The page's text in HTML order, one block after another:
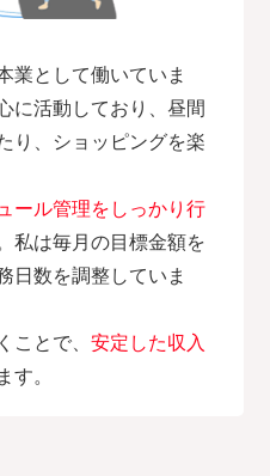
業として働いていま
に活動しており、昼間
り、ショッピングを楽
ール管理をしっかり行
私は毎月の目標金額を
日数を調整していま
ことで、安定した収入
。